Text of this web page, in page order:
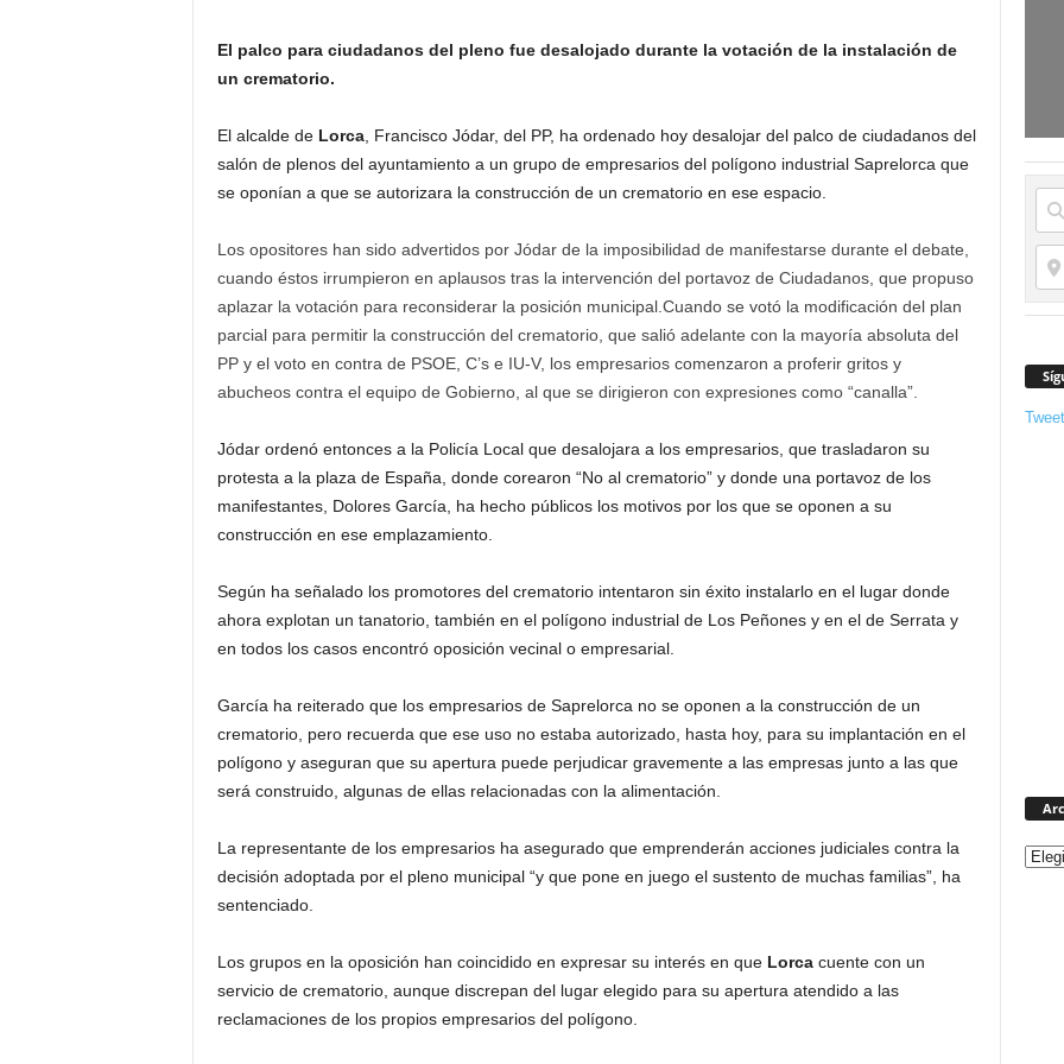
El palco para ciudadanos del pleno fue desalojado durante la votación de la instalación de
un crematorio.
El alcalde de Lorca, Francisco Jódar, del PP, ha ordenado hoy desalojar del palco de ciudadanos del
salón de plenos del ayuntamiento a un grupo de empresarios del polígono industrial Saprelorca que
se oponían a que se autorizara la construcción de un crematorio en ese espacio.
Los opositores han sido advertidos por Jódar de la imposibilidad de manifestarse durante el debate,
cuando éstos irrumpieron en aplausos tras la intervención del portavoz de Ciudadanos, que propuso
aplazar la votación para reconsiderar la posición municipal.Cuando se votó la modificación del plan
parcial para permitir la construcción del crematorio, que salió adelante con la mayoría absoluta del
PP y el voto en contra de PSOE, C’s e IU-V, los empresarios comenzaron a proferir gritos y
abucheos contra el equipo de Gobierno, al que se dirigieron con expresiones como “canalla”.
Jódar ordenó entonces a la Policía Local que desalojara a los empresarios, que trasladaron su
protesta a la plaza de España, donde corearon “No al crematorio” y donde una portavoz de los
manifestantes, Dolores García, ha hecho públicos los motivos por los que se oponen a su
construcción en ese emplazamiento.
Según ha señalado los promotores del crematorio intentaron sin éxito instalarlo en el lugar donde
ahora explotan un tanatorio, también en el polígono industrial de Los Peñones y en el de Serrata y
en todos los casos encontró oposición vecinal o empresarial.
García ha reiterado que los empresarios de Saprelorca no se oponen a la construcción de un
crematorio, pero recuerda que ese uso no estaba autorizado, hasta hoy, para su implantación en el
polígono y aseguran que su apertura puede perjudicar gravemente a las empresas junto a las que
será construido, algunas de ellas relacionadas con la alimentación.
La representante de los empresarios ha asegurado que emprenderán acciones judiciales contra la
decisión adoptada por el pleno municipal “y que pone en juego el sustento de muchas familias”, ha
sentenciado.
Los grupos en la oposición han coincidido en expresar su interés en que Lorcacuente con un
servicio de crematorio, aunque discrepan del lugar elegido para su apertura atendido a las
reclamaciones de los propios empresarios del polígono.